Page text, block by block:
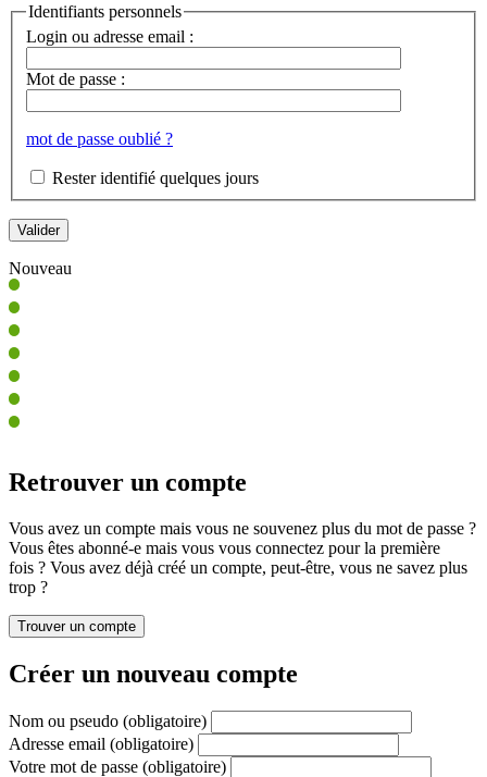
Identifiants personnels
Login ou adresse email :
Mot de passe :
mot de passe oublié ?
Rester identifié quelques jours
Nouveau
Retrouver un compte
Vous avez un compte mais vous ne souvenez plus du mot de passe ?
Vous êtes abonné-e mais vous vous connectez pour la première
fois ? Vous avez déjà créé un compte, peut-être, vous ne savez plus
trop ?
Créer un nouveau compte
Nom ou pseudo (obligatoire)
Adresse email (obligatoire)
Votre mot de passe (obligatoire)